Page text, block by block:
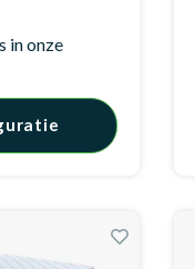
in onze